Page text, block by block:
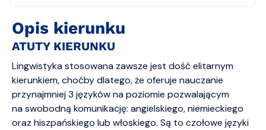
Opis kierunku
ATUTY KIERUNKU
Lingwistyka stosowana zawsze jest dość elitarnym
kierunkiem, choćby dlatego, że oferuje nauczanie
przynajmniej 3 języków na poziomie pozwalającym
na swobodną komunikację: angielskiego, niemieckiego
oraz hiszpańskiego lub włoskiego. Są to czołowe języki